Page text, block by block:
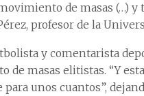
de masas (…) y
profesor de la
y comentarista
masas elitistas. “Y
unos cuantos”,